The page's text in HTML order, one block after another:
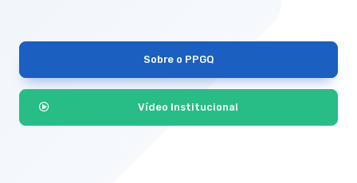
Sobre o PPGQ
Vídeo Institucional